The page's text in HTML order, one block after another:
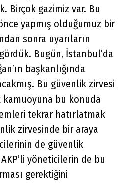
Birçok gazimiz var. Bu
yapmış olduğumuz bir
sonra uyarıların
Bugün, İstanbul’da
başkanlığında
Bu güvenlik zirvesi
kamuoyuna bu konuda
tekrar hatırlatmak
zirvesinde bir araya
de güvenlik
yöneticilerin de bu
gerektiğini